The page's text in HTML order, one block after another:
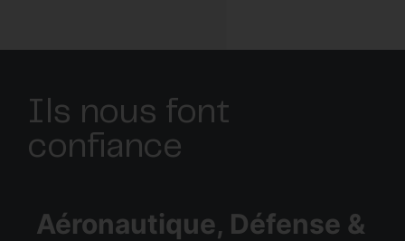
Ils nous font
confiance
Aéronautique, Défense &